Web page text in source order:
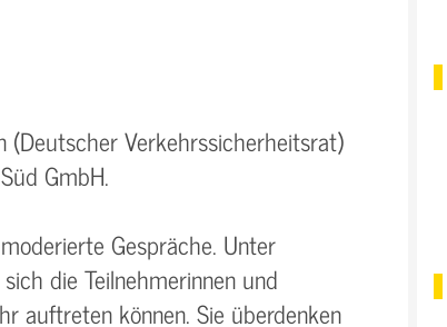
(Deutscher Verkehrssicherheitsrat)
GmbH.
Gespräche. Unter
die Teilnehmerinnen und
auftreten können. Sie überdenken